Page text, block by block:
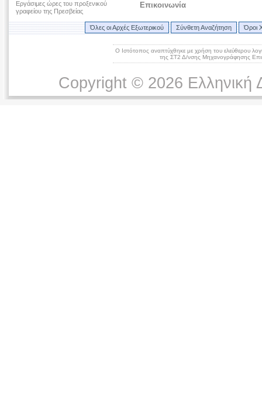
Εργάσιμες ώρες του προξενικού
γραφείου της Πρεσβείας
Επικοινωνία
Όλες οι Αρχές Εξωτερικού Σύνθετη Αναζήτηση Όροι
Ο Ιστότοπος αναπτύχθηκε με χρήση του ελεύθερου
της ΣΤ2 Δ/νσης Μηχανογράφησης
Copyright © 2026